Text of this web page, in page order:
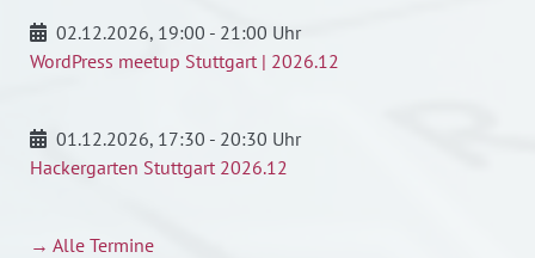
02.12.2026, 19:00 - 21:00 Uhr
WordPress meetup Stuttgart | 2026.12
01.12.2026, 17:30 - 20:30 Uhr
Hackergarten Stuttgart 2026.12
→ Alle Termine